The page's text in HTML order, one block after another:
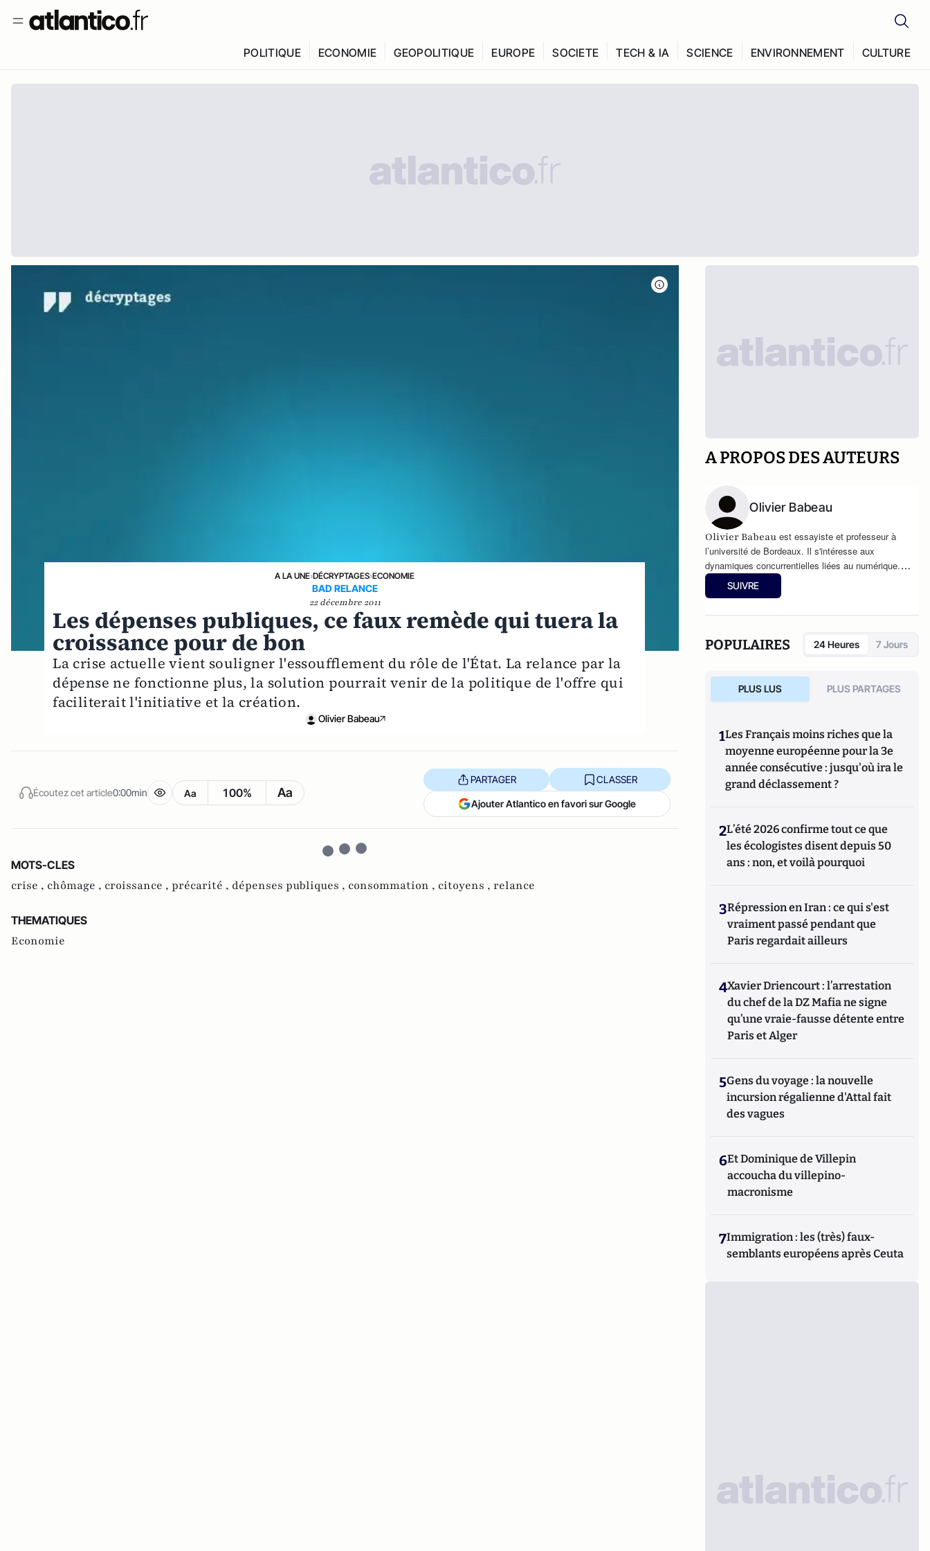
POLITIQUE ECONOMIE GEOPOLITIQUE EUROPE SOCIETE TECH & IA SCIENCE ENVIRONNEMENT CULTURE
A LA UNE›DÉCRYPTAGES›ECONOMIE
BAD RELANCE
22 décembre 2011
Les dépenses publiques, ce faux remède qui tuera la
croissance pour de bon
La crise actuelle vient souligner l'essoufflement du rôle de l'État. La relance par la
dépense ne fonctionne plus, la solution pourrait venir de la politique de l'offre qui
faciliterait l'initiative et la création.
Olivier Babeau
Écoutez cet article0:00min Aa 100% Aa
PARTAGER CLASSER
Ajouter Atlantico en favori sur Google
MOTS-CLES
crise , chômage , croissance , précarité , dépenses publiques , consommation , citoyens , relance
THEMATIQUES
Economie
A PROPOS DES AUTEURS
Olivier Babeau
Olivier Babeau est essayiste et professeur à
l’université de Bordeaux. Il s'intéresse aux
dynamiques concurrentielles liées au numérique.
Parmi ses publications:
par l'art (2013, Ellipses), et
l'hypocrisie d'Olivier Babeau (éd. du Cerf).
SUIVRE
POPULAIRES 24 Heures 7 Jours
PLUS LUS PLUS PARTAGES
1Les Français moins riches que la
moyenne européenne pour la 3e
année consécutive : jusqu'où ira le
grand déclassement ?
2L’été 2026 confirme tout ce que
les écologistes disent depuis 50
ans : non, et voilà pourquoi
3Répression en Iran : ce qui s'est
vraiment passé pendant que
Paris regardait ailleurs
4Xavier Driencourt : l’arrestation
du chef de la DZ Mafia ne signe
qu’une vraie-fausse détente entre
Paris et Alger
5Gens du voyage : la nouvelle
incursion régalienne d'Attal fait
des vagues
6Et Dominique de Villepin
accoucha du villepino-
macronisme
7Immigration : les (très) faux-
semblants européens après Ceuta